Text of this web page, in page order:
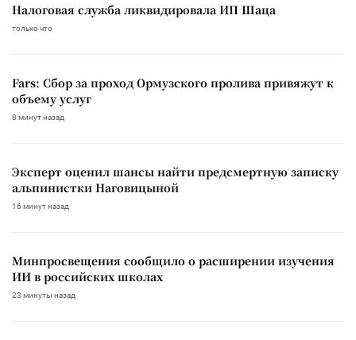
Налоговая служба ликвидировала ИП Шаца
только что
Fars: Сбор за проход Ормузского пролива привяжут к
объему услуг
8 минут назад
Эксперт оценил шансы найти предсмертную записку
альпинистки Наговицыной
16 минут назад
Минпросвещения сообщило о расширении изучения
ИИ в российских школах
23 минуты назад